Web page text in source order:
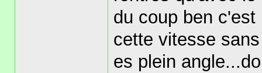
du coup ben
cette vitesse
es plein